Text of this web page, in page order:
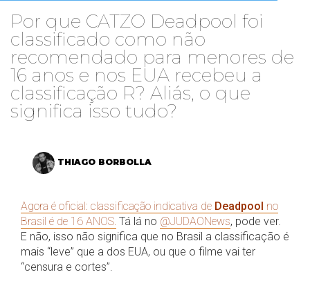
Por que CATZO Deadpool foi
classificado como não
recomendado para menores de
16 anos e nos EUA recebeu a
classificação R? Aliás, o que
significa isso tudo?
THIAGO BORBOLLA
Agora é oficial: classificação indicativa de Deadpool no
Brasil é de 16 ANOS. Tá lá no @JUDAONews, pode ver.
E não, isso não significa que no Brasil a classificação é
mais “leve” que a dos EUA, ou que o filme vai ter
“censura e cortes”.